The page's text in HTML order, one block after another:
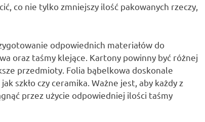
co nie tylko zmniejszy ilość pakowanych rzeczy,
odpowiednich materiałów do
oraz taśmy klejące. Kartony powinny być różnej
przedmioty. Folia bąbelkowa doskonale
szkło czy ceramika. Ważne jest, aby każdy z
przez użycie odpowiedniej ilości taśmy